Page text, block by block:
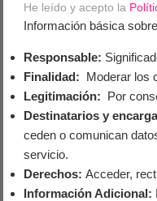
He leído y acepto la
Información básica
Responsable:
Finalidad: Moderar los
Legitimación: Por
Destinatarios y
ceden o comunican
servicio.
Derechos: Acceder,
Información Adicional: